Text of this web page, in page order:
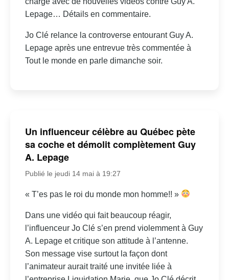
Lepage… Détails en commentaire.
Jo Clé relance la controverse entourant Guy A.
Lepage après une entrevue très commentée à
Tout le monde en parle dimanche soir.
Un influenceur célèbre au Québec pète
sa coche et démolit complètement Guy
A. Lepage
Publié le jeudi 14 mai à 19:27
« T’es pas le roi du monde mon homme!! »
Dans une vidéo qui fait beaucoup réagir,
l’influenceur Jo Clé s’en prend violemment à Guy
A. Lepage et critique son attitude à l’antenne.
Son message vise surtout la façon dont
l’animateur aurait traité une invitée liée à